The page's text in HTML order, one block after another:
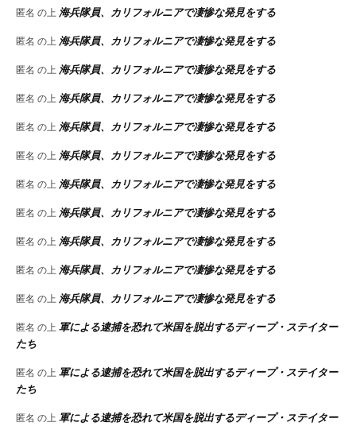
匿名 の上 海兵隊員、カリフォルニアで凄惨な発見をする
匿名 の上 海兵隊員、カリフォルニアで凄惨な発見をする
匿名 の上 海兵隊員、カリフォルニアで凄惨な発見をする
匿名 の上 海兵隊員、カリフォルニアで凄惨な発見をする
匿名 の上 海兵隊員、カリフォルニアで凄惨な発見をする
匿名 の上 海兵隊員、カリフォルニアで凄惨な発見をする
匿名 の上 海兵隊員、カリフォルニアで凄惨な発見をする
匿名 の上 海兵隊員、カリフォルニアで凄惨な発見をする
匿名 の上 海兵隊員、カリフォルニアで凄惨な発見をする
匿名 の上 海兵隊員、カリフォルニアで凄惨な発見をする
匿名 の上 海兵隊員、カリフォルニアで凄惨な発見をする
匿名 の上軍による逮捕を恐れて米国を脱出するディープ・ステイター
たち
匿名 の上軍による逮捕を恐れて米国を脱出するディープ・ステイター
たち
匿名 の上軍による逮捕を恐れて米国を脱出するディープ・ステイター